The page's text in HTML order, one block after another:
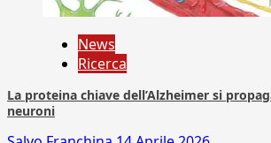
News
Ricerca
La proteina chiave dell’Alzheimer si
neuroni